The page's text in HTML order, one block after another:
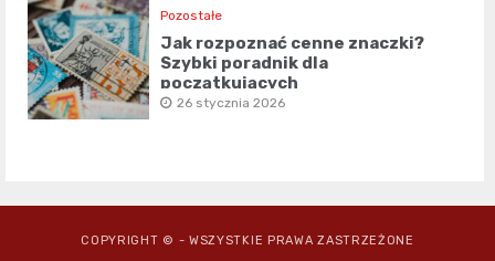
Pozostałe
Jak rozpoznać cenne znaczki?
Szybki poradnik dla
początkujących
26 stycznia 2026
COPYRIGHT © - WSZYSTKIE PRAWA ZASTRZEŻONE